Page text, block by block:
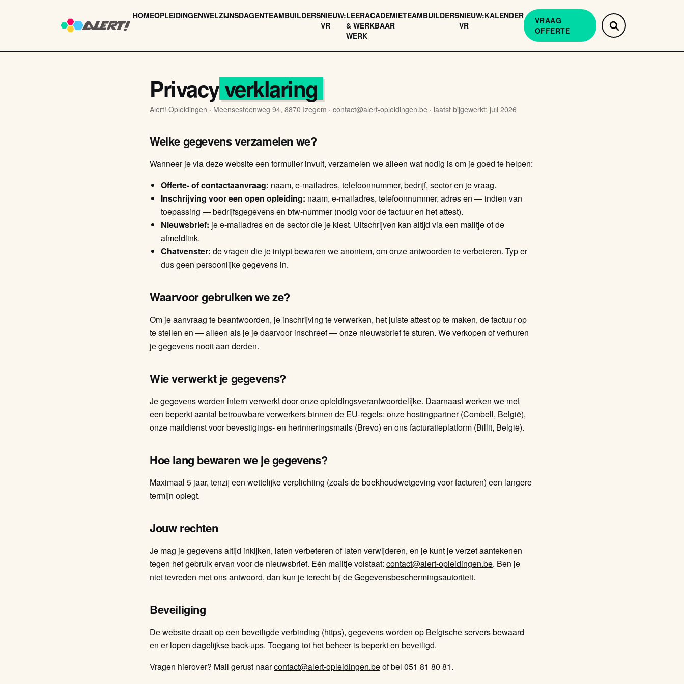
HOMEOPLEIDINGENWELZIJNSDAGENTEAMBUILDERSNIEUW:
VR
LEERACADEMIE
& WERKBAAR
WERK
TEAMBUILDERSNIEUW:
VR
KALENDER
VRAAG
OFFERTE
Privacyverklaring
Alert! Opleidingen · Meensesteenweg 94, 8870 Izegem · contact@alert-opleidingen.be · laatst bijgewerkt: juli 2026
Welke gegevens verzamelen we?
Wanneer je via deze website een formulier invult, verzamelen we alleen wat nodig is om je goed te helpen:
Offerte- of contactaanvraag: naam, e-mailadres, telefoonnummer, bedrijf, sector en je vraag.
Inschrijving voor een open opleiding: naam, e-mailadres, telefoonnummer, adres en — indien van
toepassing — bedrijfsgegevens en btw-nummer (nodig voor de factuur en het attest).
Nieuwsbrief: je e-mailadres en de sector die je kiest. Uitschrijven kan altijd via een mailtje of de
afmeldlink.
Chatvenster: de vragen die je intypt bewaren we anoniem, om onze antwoorden te verbeteren. Typ er
dus geen persoonlijke gegevens in.
Waarvoor gebruiken we ze?
Om je aanvraag te beantwoorden, je inschrijving te verwerken, het juiste attest op te maken, de factuur op
te stellen en — alleen als je je daarvoor inschreef — onze nieuwsbrief te sturen. We verkopen of verhuren
je gegevens nooit aan derden.
Wie verwerkt je gegevens?
Je gegevens worden intern verwerkt door onze opleidingsverantwoordelijke. Daarnaast werken we met
een beperkt aantal betrouwbare verwerkers binnen de EU-regels: onze hostingpartner (Combell, België),
onze maildienst voor bevestigings- en herinneringsmails (Brevo) en ons facturatieplatform (Billit, België).
Hoe lang bewaren we je gegevens?
Maximaal 5 jaar, tenzij een wettelijke verplichting (zoals de boekhoudwetgeving voor facturen) een langere
termijn oplegt.
Jouw rechten
Je mag je gegevens altijd inkijken, laten verbeteren of laten verwijderen, en je kunt je verzet aantekenen
tegen het gebruik ervan voor de nieuwsbrief. Eén mailtje volstaat: contact@alert-opleidingen.be. Ben je
niet tevreden met ons antwoord, dan kun je terecht bij deGegevensbeschermingsautoriteit.
Beveiliging
De website draait op een beveiligde verbinding (https), gegevens worden op Belgische servers bewaard
en er lopen dagelijkse back-ups. Toegang tot het beheer is beperkt en beveiligd.
Vragen hierover? Mail gerust naarcontact@alert-opleidingen.beof bel 051 81 80 81.